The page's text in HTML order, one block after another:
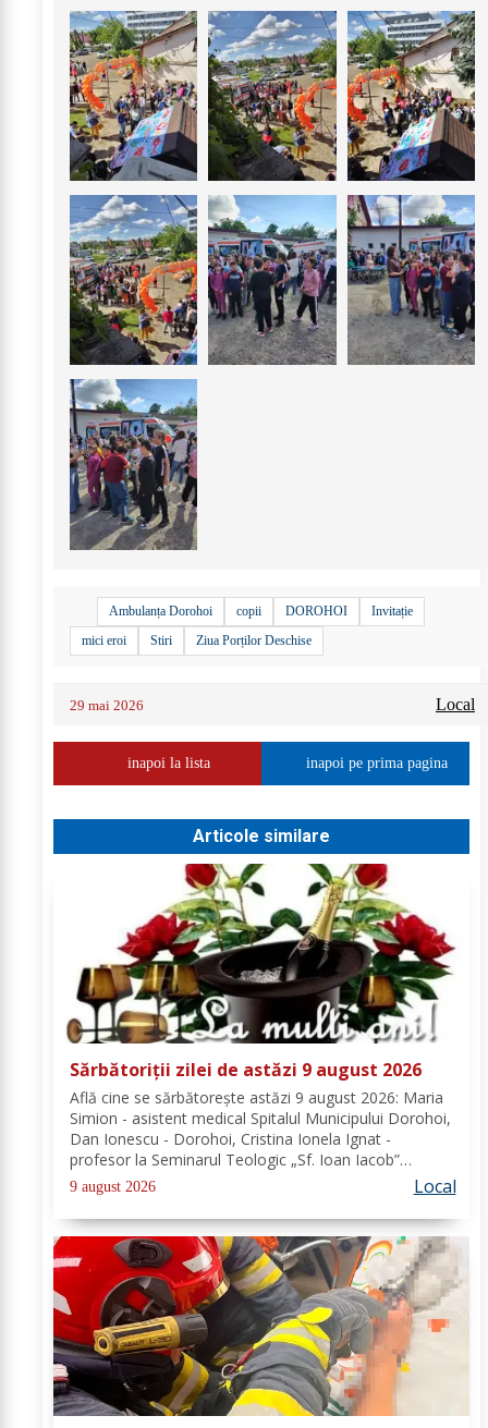
Ambulanța Dorohoi copii DOROHOI
Invitație
mici eroi
Stiri Ziua Porților Deschise
29 mai 2026 Local
inapoi la lista inapoi pe prima pagina
Articole similare
Sărbătoriții zilei de astăzi 9 august 2026
Află cine se sărbătoreşte astăzi 9 august 2026: Maria
Simion - asistent medical Spitalul Municipului Dorohoi,
Dan Ionescu - Dorohoi, Cristina Ionela Ignat -
profesor la Seminarul Teologic „Sf. Ioan Iacob”
Dorohoi, Ana-Maria Ojog - profesor- consilier
educativ Școala Gimnazială Nr. 1 Dumeni, Mihai...
9 august 2026 Local